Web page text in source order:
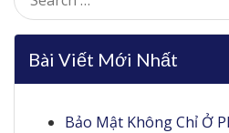
for:
Bài Viết Mới Nhất
Bảo Mật Không Chỉ Ở